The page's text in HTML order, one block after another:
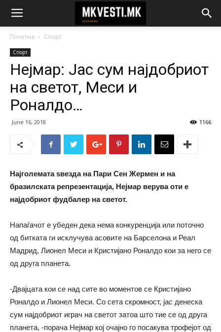
Почетна Спорт
Спорт
Нејмар: Јас сум најдобриот
на светот, Меси и
Роналдо…
June 16, 2018 1166
Најголемата ѕвезда на Пари Сен Жермен и на
бразилската репрезентација, Нејмар верува оти е
најдобриот фудбалер на светот.
Напаѓачот е убеден дека нема конкуренција или поточно
од битката ги исклучува асовите на Барселона и Реал
Мадрид, Лионел Меси и Кристијано Роналдо кои за него се
од друга планета.
-Двајцата кои се над сите во моментов се Кристијано
Роналдо и Лионел Меси. Со сета скромност, јас денеска
сум најдобриот играч на светот затоа што тие се од друга
планета, -порача Нејмар кој очајно го посакува трофејот од